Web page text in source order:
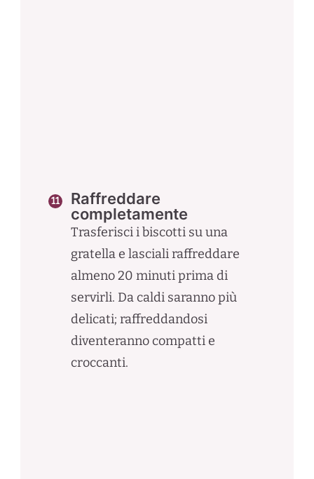
Raffreddare
completamente
Trasferisci i biscotti su una
gratella e lasciali raffreddare
almeno 20 minuti prima di
servirli. Da caldi saranno più
delicati; raffreddandosi
diventeranno compatti e
croccanti.